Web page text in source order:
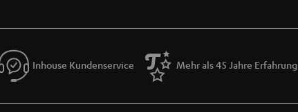
Inhouse Kundenservice Mehr als 45 Jahre Erfahrung